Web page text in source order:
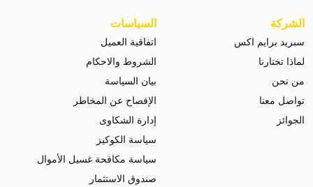
الشركة
سبريد برايم اكس
لماذا تختارنا
من نحن
تواصل معنا
الجوائز
السياسات
اتفاقية العميل
الشروط والاحكام
بيان السياسة
الإفصاح عن المخاطر
إدارة الشكاوى
سياسة الكوكيز
سياسة مكافحة غسيل الأموال
صندوق الاستثمار